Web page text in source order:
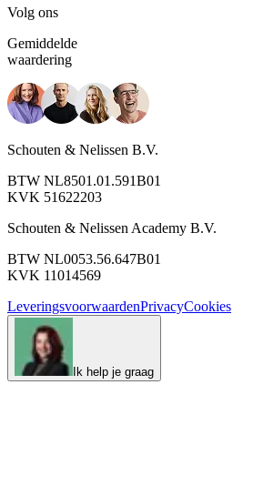
Volg ons
Gemiddelde
waardering
Schouten & Nelissen B.V.
BTW NL8501.01.591B01
KVK 51622203
Schouten & Nelissen Academy B.V.
BTW NL0053.56.647B01
KVK 11014569
LeveringsvoorwaardenPrivacyCookies
Ik help je graag